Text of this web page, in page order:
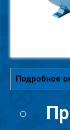
Подробное